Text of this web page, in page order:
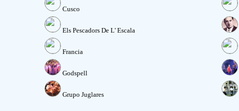
Cusco
Els Pescadors De L' Escala
Francia
Godspell
Grupo Juglares